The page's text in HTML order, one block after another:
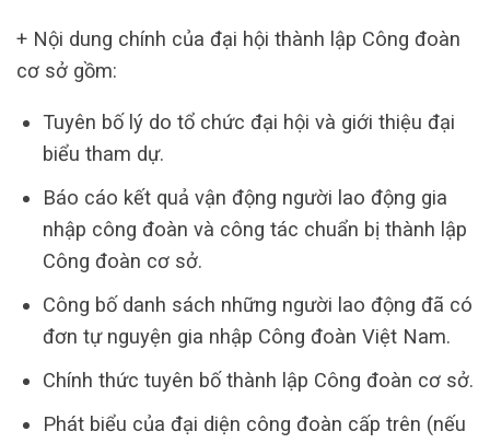
+ Nội dung chính của đại hội thành lập Công đoàn
cơ sở gồm:
Tuyên bố lý do tổ chức đại hội và giới thiệu đại
biểu tham dự.
Báo cáo kết quả vận động người lao động gia
nhập công đoàn và công tác chuẩn bị thành lập
Công đoàn cơ sở.
Công bố danh sách những người lao động đã có
đơn tự nguyện gia nhập Công đoàn Việt Nam.
Chính thức tuyên bố thành lập Công đoàn cơ sở.
Phát biểu của đại diện công đoàn cấp trên (nếu